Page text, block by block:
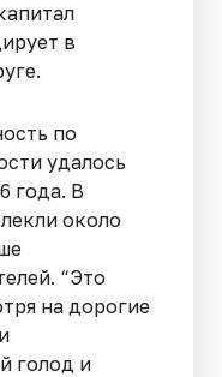
в
по
удалось
года. В
около
“Это
на дорогие
голод и